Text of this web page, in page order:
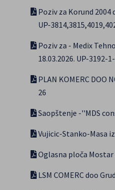
Poziv za Korund 2004
UP-
Poziv za - Medix
18.03.2026. UP-3192-
PLAN KOMERC DOO
26
Saopštenje -''MDS
Vujicic-Stanko-Masa
Oglasna ploča Mostar
LSM COMERC doo